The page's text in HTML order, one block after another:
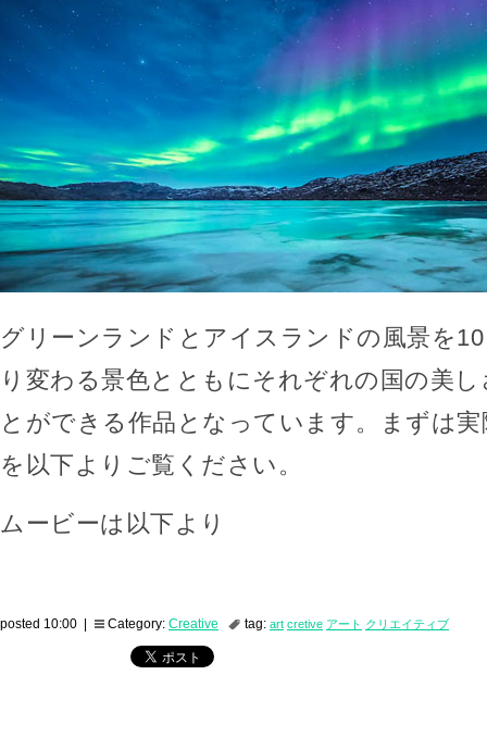
グリーンランドとアイスランドの風景を
り変わる景色とともにそれぞれの国の美
とができる作品となっています。まずは
を以下よりご覧ください。
ムービーは以下より
posted 10:00 | Category: Creative tag: art cretive アート クリエイティブ